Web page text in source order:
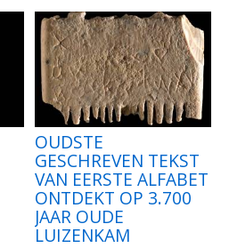
OUDSTE
GESCHREVEN TEKST
VAN EERSTE ALFABET
ONTDEKT OP 3.700
JAAR OUDE
LUIZENKAM